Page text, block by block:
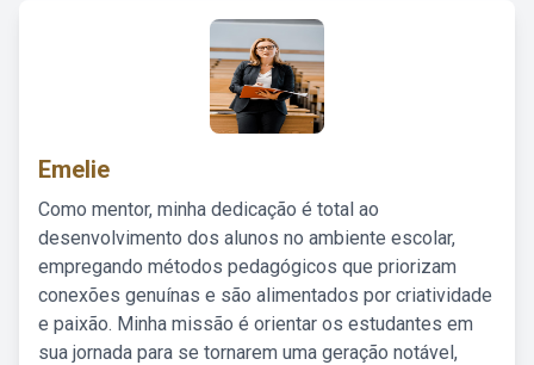
Emelie
Como mentor, minha dedicação é total ao
desenvolvimento dos alunos no ambiente escolar,
empregando métodos pedagógicos que priorizam
conexões genuínas e são alimentados por criatividade
e paixão. Minha missão é orientar os estudantes em
sua jornada para se tornarem uma geração notável,